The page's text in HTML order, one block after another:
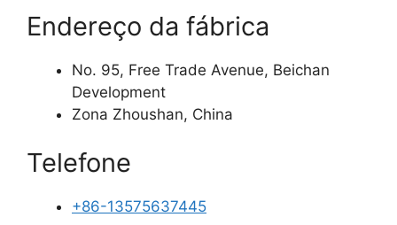
Endereço da fábrica
No. 95, Free Trade Avenue, Beichan
Development
Zona Zhoushan, China
Telefone
+86-13575637445